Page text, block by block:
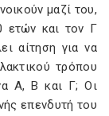
μαζί του,
ετών και τον Γ
αίτηση για να
τρόπου
Α, Β και Γ; Οι
επενδυτή του